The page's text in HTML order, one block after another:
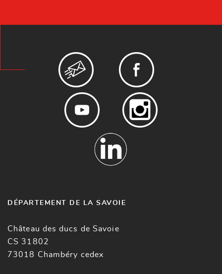
DÉPARTEMENT DE LA SAVOIE
Château des ducs de Savoie
CS 31802
73018 Chambéry cedex